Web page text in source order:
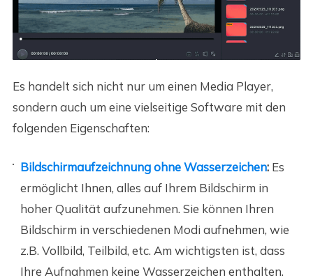
Es handelt sich nicht nur um einen Media Player,
sondern auch um eine vielseitige Software mit den
folgenden Eigenschaften:
Bildschirmaufzeichnung ohne Wasserzeichen: Es
ermöglicht Ihnen, alles auf Ihrem Bildschirm in
hoher Qualität aufzunehmen. Sie können Ihren
Bildschirm in verschiedenen Modi aufnehmen, wie
z.B. Vollbild, Teilbild, etc. Am wichtigsten ist, dass
Ihre Aufnahmen keine Wasserzeichen enthalten.